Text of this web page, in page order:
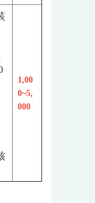
1,00
0~5,
000